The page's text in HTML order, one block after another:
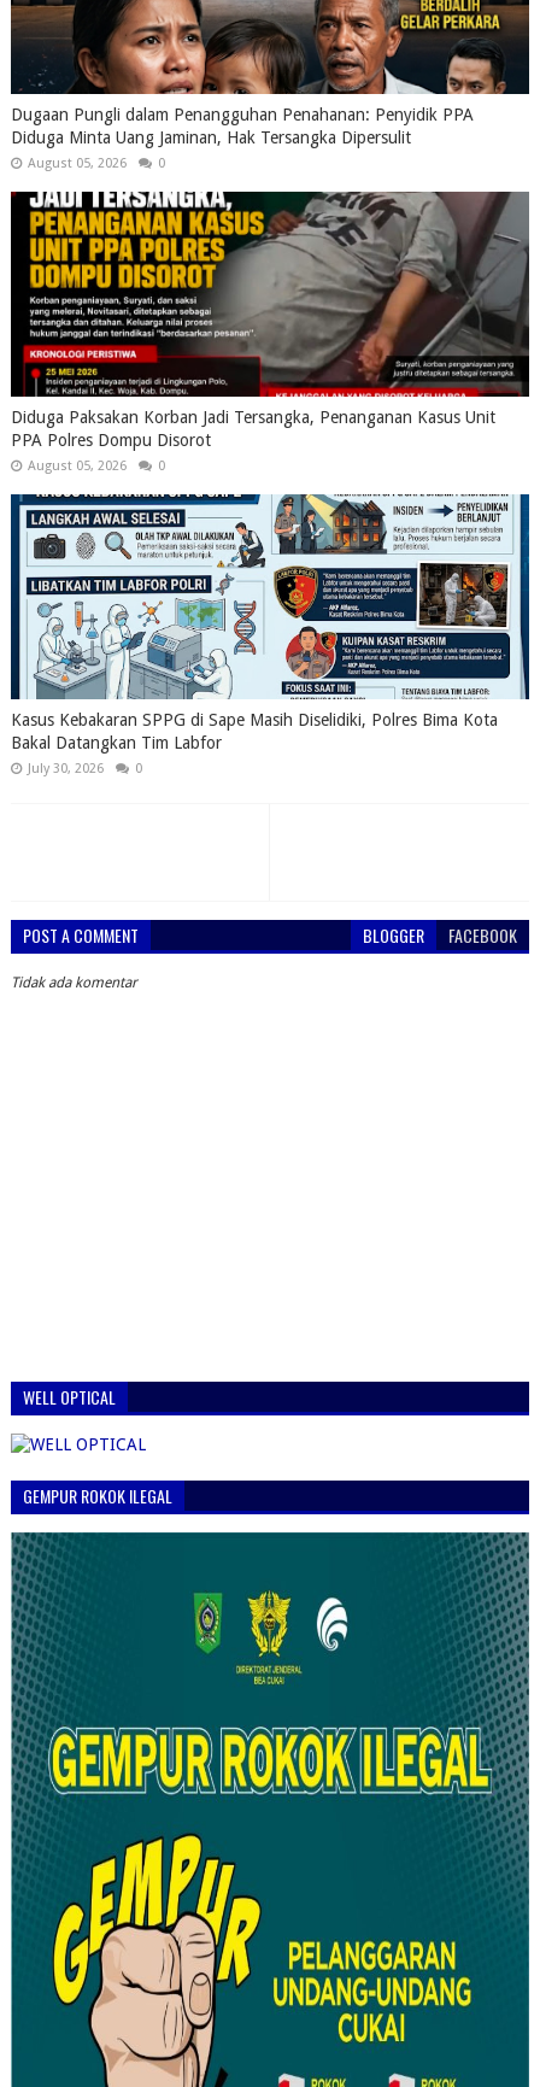
Dugaan Pungli dalam Penangguhan Penahanan: Penyidik PPA
Diduga Minta Uang Jaminan, Hak Tersangka Dipersulit
August 05, 2026 0
Diduga Paksakan Korban Jadi Tersangka, Penanganan Kasus Unit
PPA Polres Dompu Disorot
August 05, 2026 0
Kasus Kebakaran SPPG di Sape Masih Diselidiki, Polres Bima Kota
Bakal Datangkan Tim Labfor
July 30, 2026 0
POST A COMMENT BLOGGER FACEBOOK
Tidak ada komentar
WELL OPTICAL
GEMPUR ROKOK ILEGAL